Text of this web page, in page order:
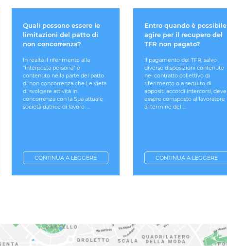
Quali possono essere le
limitazioni del patto di
non concorrenza?
In realtà il riferimento alla
"interposta persona" è
contenuto nella parte del patto
di non concorrenza che Le vieta
di svolgere attività in
concorrenza con la Sua attuale
società datrice di lavoro. ...
CONTINUA A LEGGERE
Entro quando è possibile
agire per il recupero del
TFR non pagato?
Il pagamento del TFR, salvo
diverse disposizioni contenute
nel contratto collettivo di
riferimento o a seguito di
appositi accordi intercorsi, deve
essere corrisposto al lavoratore
al termine del ...
CONTINUA A LEGGERE